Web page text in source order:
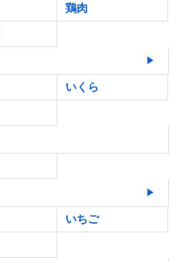
鶏肉
いくら
いちご